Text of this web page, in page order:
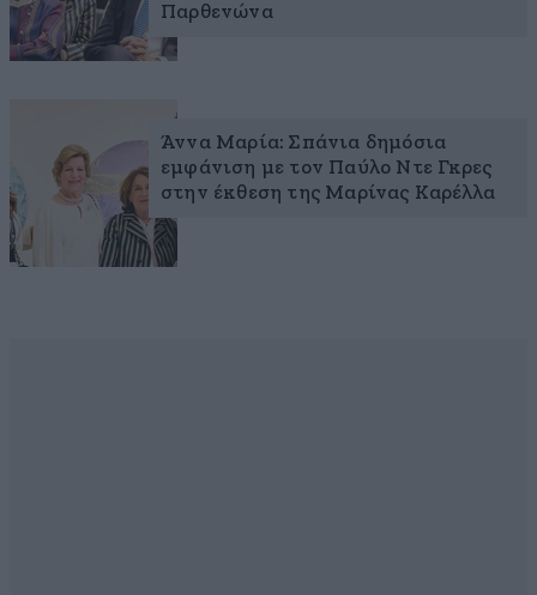
Παρθενώνα
Άννα Μαρία: Σπάνια δημόσια
εμφάνιση με τον Παύλο Ντε Γκρες
στην έκθεση της Μαρίνας Καρέλλα